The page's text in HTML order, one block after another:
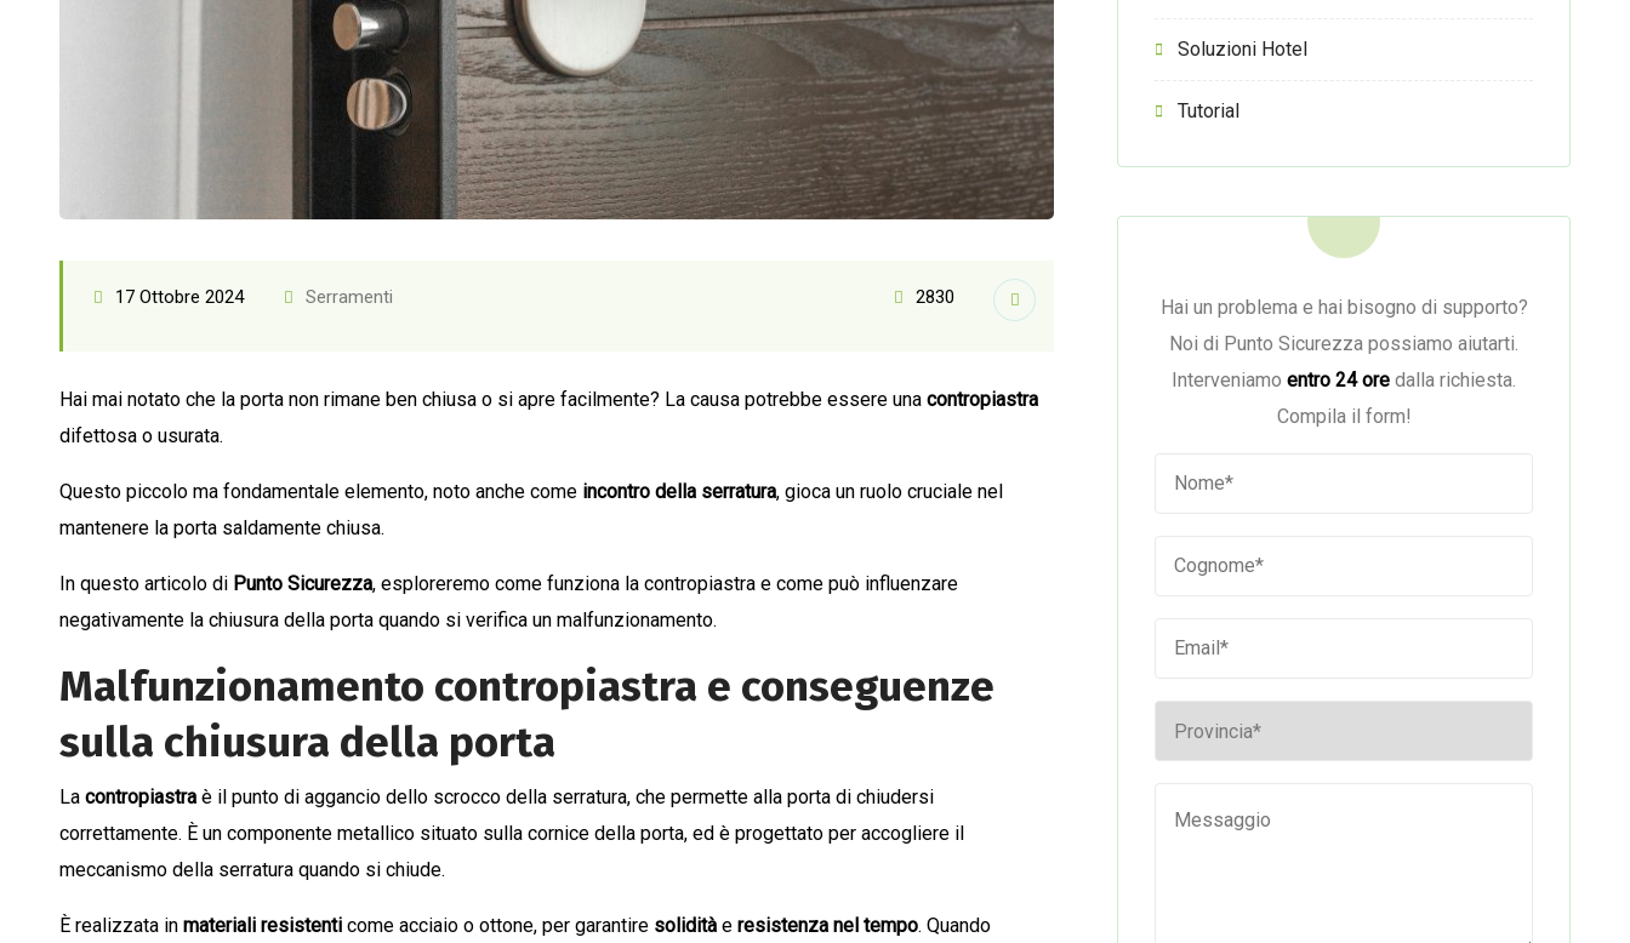
17 Ottobre 2024 Serramenti 2830
Hai mai notato che la porta non rimane ben chiusa o si apre facilmente? La causa potrebbe essere una contropiastra
difettosa o usurata.
Questo piccolo ma fondamentale elemento, noto anche come incontro della serratura, gioca un ruolo cruciale nel
mantenere la porta saldamente chiusa.
In questo articolo di Punto Sicurezza, esploreremo come funziona la contropiastra e come può influenzare
negativamente la chiusura della porta quando si verifica un malfunzionamento.
Malfunzionamento contropiastra e conseguenze
sulla chiusura della porta
La contropiastra è il punto di aggancio dello scrocco della serratura, che permette alla porta di chiudersi
correttamente. È un componente metallico situato sulla cornice della porta, ed è progettato per accogliere il
meccanismo della serratura quando si chiude.
È realizzata in materiali resistenti come acciaio o ottone, per garantire solidità e resistenza nel tempo. Quando
Soluzioni Hotel
Tutorial
Hai un problema e hai bisogno di supporto?
Noi di Punto Sicurezza possiamo aiutarti.
Interveniamo entro 24 ore dalla richiesta.
Compila il form!